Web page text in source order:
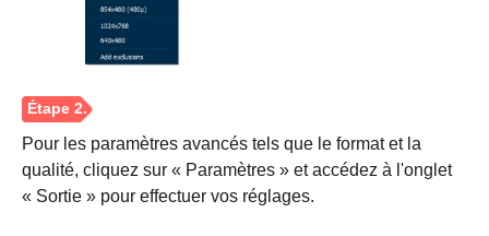
Pour les paramètres avancés tels que le format et la
qualité, cliquez sur « Paramètres » et accédez à l'onglet
« Sortie » pour effectuer vos réglages.